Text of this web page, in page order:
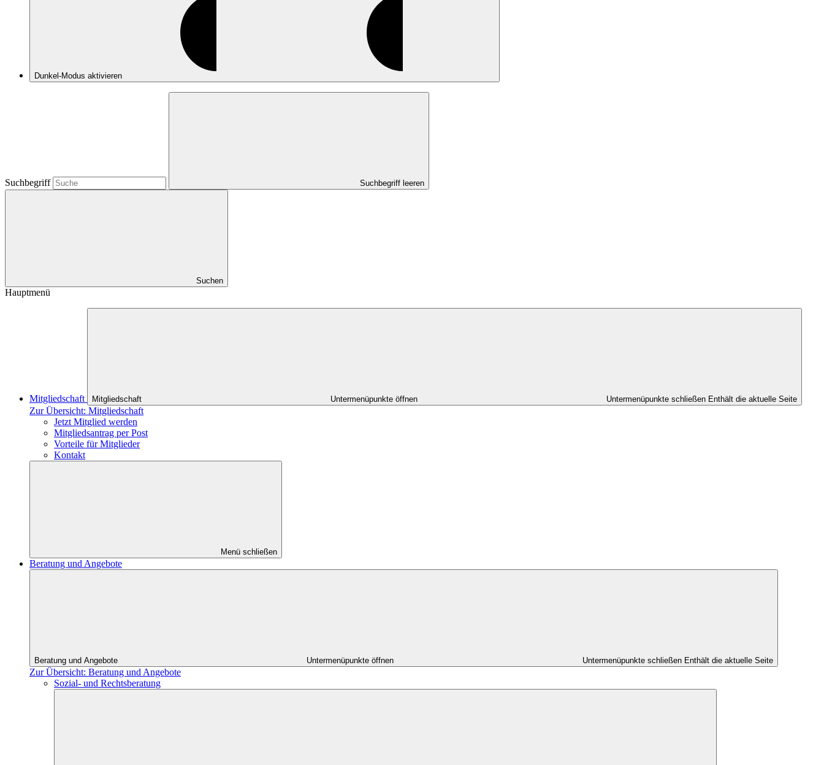
Dunkel-Modus aktivieren
Suchbegriff Suchbegriff leeren
Suchen
Hauptmenü
Mitgliedschaft Mitgliedschaft Untermenüpunkte öffnen Untermenüpunkte schließen Enthält die aktuelle Seite
Zur Übersicht: Mitgliedschaft
Jetzt Mitglied werden
Mitgliedsantrag per Post
Vorteile für Mitglieder
Kontakt
Menü schließen
Beratung und Angebote
Beratung und Angebote Untermenüpunkte öffnen Untermenüpunkte schließen Enthält die aktuelle Seite
Zur Übersicht: Beratung und Angebote
Sozial- und Rechtsberatung